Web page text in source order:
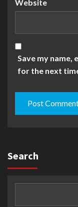
Website
Save my name,
for the next
Search